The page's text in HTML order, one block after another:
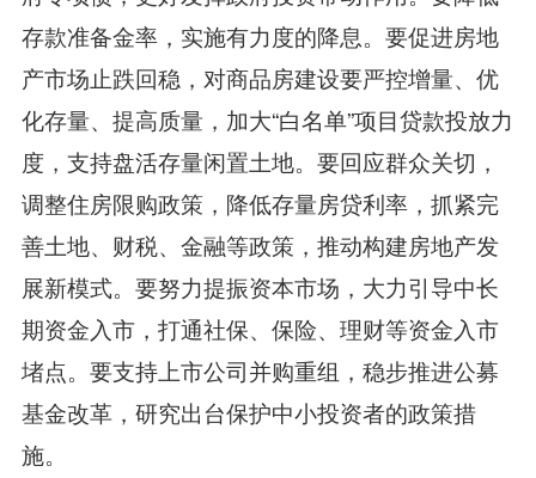
存款准备金率，实施有力度的降息。要促进房地
产市场止跌回稳，对商品房建设要严控增量、优
化存量、提高质量，加大“白名单”项目贷款投放力
度，支持盘活存量闲置土地。要回应群众关切，
调整住房限购政策，降低存量房贷利率，抓紧完
善土地、财税、金融等政策，推动构建房地产发
展新模式。要努力提振资本市场，大力引导中长
期资金入市，打通社保、保险、理财等资金入市
堵点。要支持上市公司并购重组，稳步推进公募
基金改革，研究出台保护中小投资者的政策措
施。